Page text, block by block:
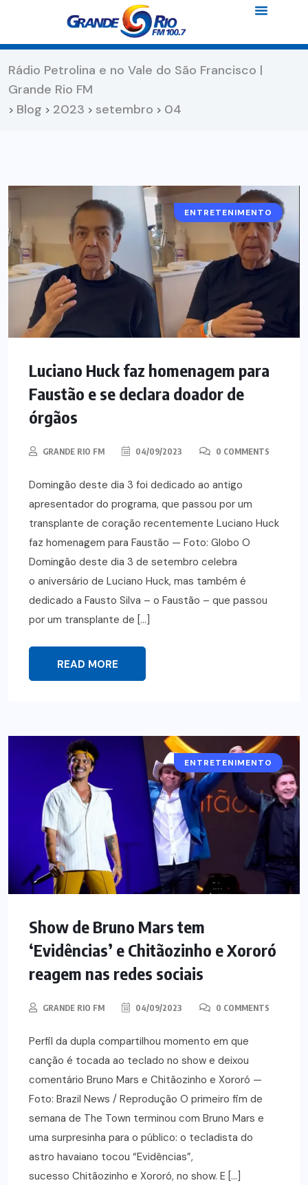
Rádio Petrolina e no Vale do São Francisco |
Grande Rio FM
> Blog > 2023 > setembro > 04
ENTRETENIMENTO
Luciano Huck faz homenagem para
Faustão e se declara doador de
órgãos
GRANDE RIO FM 04/09/2023 0 COMMENTS
Domingão deste dia 3 foi dedicado ao antigo
apresentador do programa, que passou por um
transplante de coração recentemente Luciano Huck
faz homenagem para Faustão — Foto: Globo O
Domingão deste dia 3 de setembro celebra
o aniversário de Luciano Huck, mas também é
dedicado a Fausto Silva – o Faustão – que passou
por um transplante de […]
READ MORE
ENTRETENIMENTO
Show de Bruno Mars tem
‘Evidências’ e Chitãozinho e Xororó
reagem nas redes sociais
GRANDE RIO FM 04/09/2023 0 COMMENTS
Perfil da dupla compartilhou momento em que
canção é tocada ao teclado no show e deixou
comentário Bruno Mars e Chitãozinho e Xororó —
Foto: Brazil News / Reprodução O primeiro fim de
semana de The Town terminou com Bruno Mars e
uma surpresinha para o público: o tecladista do
astro havaiano tocou “Evidências”,
sucesso Chitãozinho e Xororó, no show. E […]